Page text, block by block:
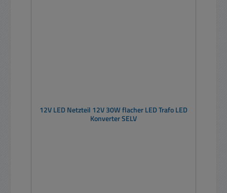
12V LED Netzteil 12V 30W flacher LED Trafo LED
Konverter SELV